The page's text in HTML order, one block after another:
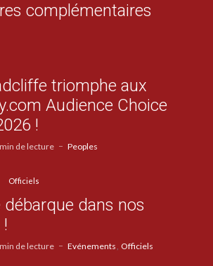
complémentaires
triomphe aux
Audience Choice
!
de lecture Peoples
Officiels
débarque dans nos
de lecture Evénements Officiels